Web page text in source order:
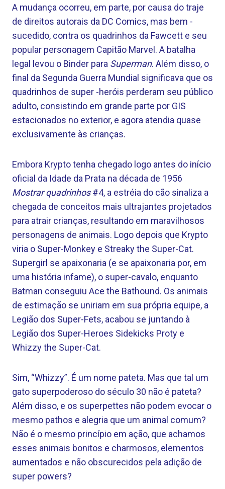
A mudança ocorreu, em parte, por causa do traje
de direitos autorais da DC Comics, mas bem -
sucedido, contra os quadrinhos da Fawcett e seu
popular personagem Capitão Marvel. A batalha
legal levou o Binder para Superman. Além disso, o
final da Segunda Guerra Mundial significava que os
quadrinhos de super -heróis perderam seu público
adulto, consistindo em grande parte por GIS
estacionados no exterior, e agora atendia quase
exclusivamente às crianças.
Embora Krypto tenha chegado logo antes do início
oficial da Idade da Prata na década de 1956
Mostrar quadrinhos#4, a estréia do cão sinaliza a
chegada de conceitos mais ultrajantes projetados
para atrair crianças, resultando em maravilhosos
personagens de animais. Logo depois que Krypto
viria o Super-Monkey e Streaky the Super-Cat.
Supergirl se apaixonaria (e se apaixonaria por, em
uma história infame), o super-cavalo, enquanto
Batman conseguiu Ace the Bathound. Os animais
de estimação se uniriam em sua própria equipe, a
Legião dos Super-Fets, acabou se juntando à
Legião dos Super-Heroes Sidekicks Proty e
Whizzy the Super-Cat.
Sim, “Whizzy”. É um nome pateta. Mas que tal um
gato superpoderoso do século 30 não é pateta?
Além disso, e os superpettes não podem evocar o
mesmo pathos e alegria que um animal comum?
Não é o mesmo princípio em ação, que achamos
esses animais bonitos e charmosos, elementos
aumentados e não obscurecidos pela adição de
super powers?